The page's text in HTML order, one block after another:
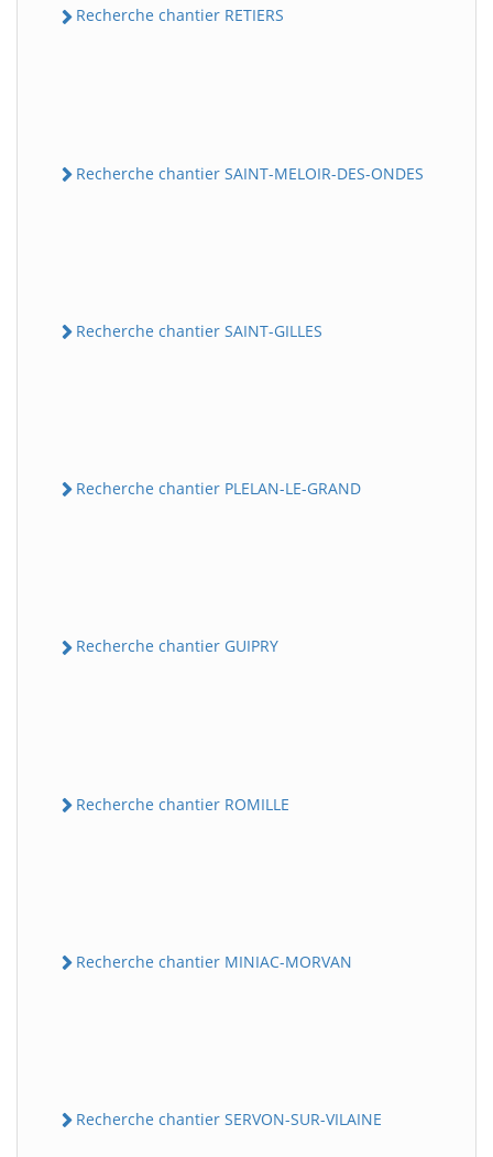
Recherche chantier RETIERS
Recherche chantier SAINT-MELOIR-DES-ONDES
Recherche chantier SAINT-GILLES
Recherche chantier PLELAN-LE-GRAND
Recherche chantier GUIPRY
Recherche chantier ROMILLE
Recherche chantier MINIAC-MORVAN
Recherche chantier SERVON-SUR-VILAINE